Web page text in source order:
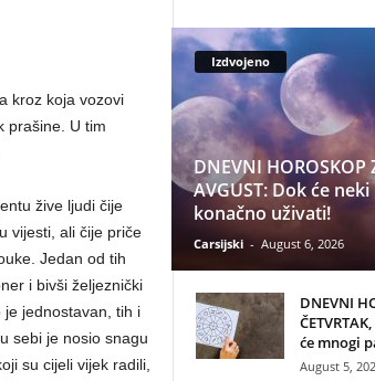
kroz koja vozovi
prašine. U tim
žive ljudi čije
vijesti, ali čije priče
Jedan od tih
i bivši željeznički
je jednostavan, tih i
sebi je nosio snagu
su cijeli vijek radili,
Izdvojeno
DNEVNI HOROSKOP
AVGUST: Dok će
konačno uživati!
Carsijski - August 6, 2026
DNEVNI
će mnogi
August 5,